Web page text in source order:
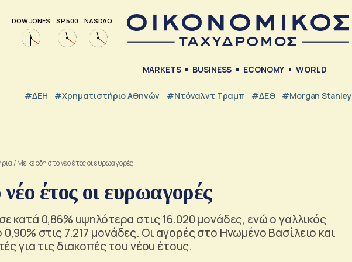
DOW JONES SP 500 NASDAQ
MARKETS BUSINESS ECONOMY WORLD
#ΔΕΗ #Χρηματιστήριο Αθηνών #Ντόναλντ Τραμπ #ΔΕΘ #Morgan Stanley
/Με κέρδη στο νέο έτος οι ευρωαγορές
έτος οι ευρωαγορές
κατά 0,86% υψηλότερα στις 16.020 μονάδες, ενώ ο γαλλικός
στις 7.217 μονάδες. Οι αγορές στο Ηνωμένο Βασίλειο και
για τις διακοπές του νέου έτους.